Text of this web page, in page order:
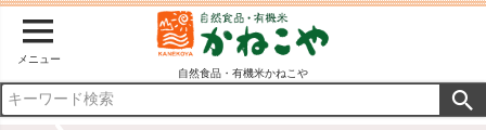
メニュー
自然食品・有機米かねこや